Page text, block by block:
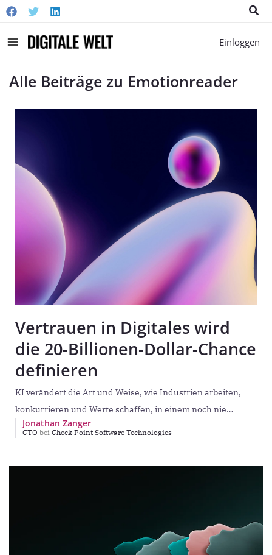
Main
Einloggen
Alle Beiträge zu Emotionreader
Vertrauen in Digitales wird
die 20-Billionen-Dollar-Chance
definieren
KI verändert die Art und Weise, wie Industrien arbeiten,
konkurrieren und Werte schaffen, in einem noch nie
dagewesenen Tempo. Prognosen der Marktanalysten von
Jonathan Zanger
CTO bei Check Point Software Technologies